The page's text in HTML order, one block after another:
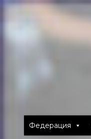
Федерация